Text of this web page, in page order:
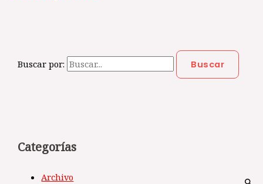
Buscar por:
Categorías
Archivo